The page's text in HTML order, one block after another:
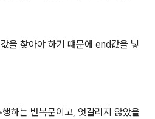
을 찾아야 하기 떄문에 end값을 넣
하는 반복문이고, 엇갈리지 않았을